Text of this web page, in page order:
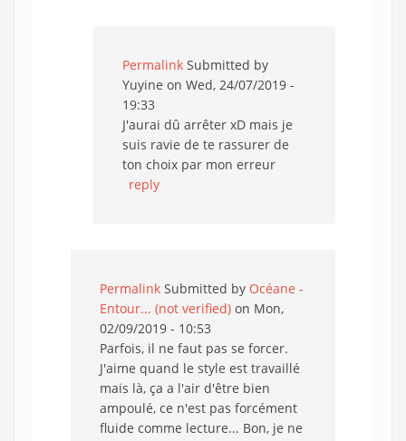
Permalink Submitted by
Yuyine on Wed, 24/07/2019 -
19:33
J'aurai dû arrêter xD mais je
suis ravie de te rassurer de
ton choix par mon erreur
reply
Permalink Submitted by Océane -
Entour... (not verified) on Mon,
02/09/2019 - 10:53
Parfois, il ne faut pas se forcer.
J'aime quand le style est travaillé
mais là, ça a l'air d'être bien
ampoulé, ce n'est pas forcément
fluide comme lecture... Bon, je ne